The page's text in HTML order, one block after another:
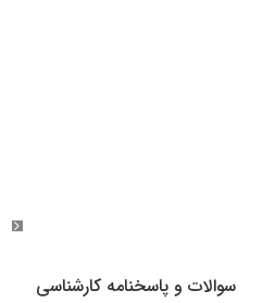
سوالات و پاسخنامه کارشناسی